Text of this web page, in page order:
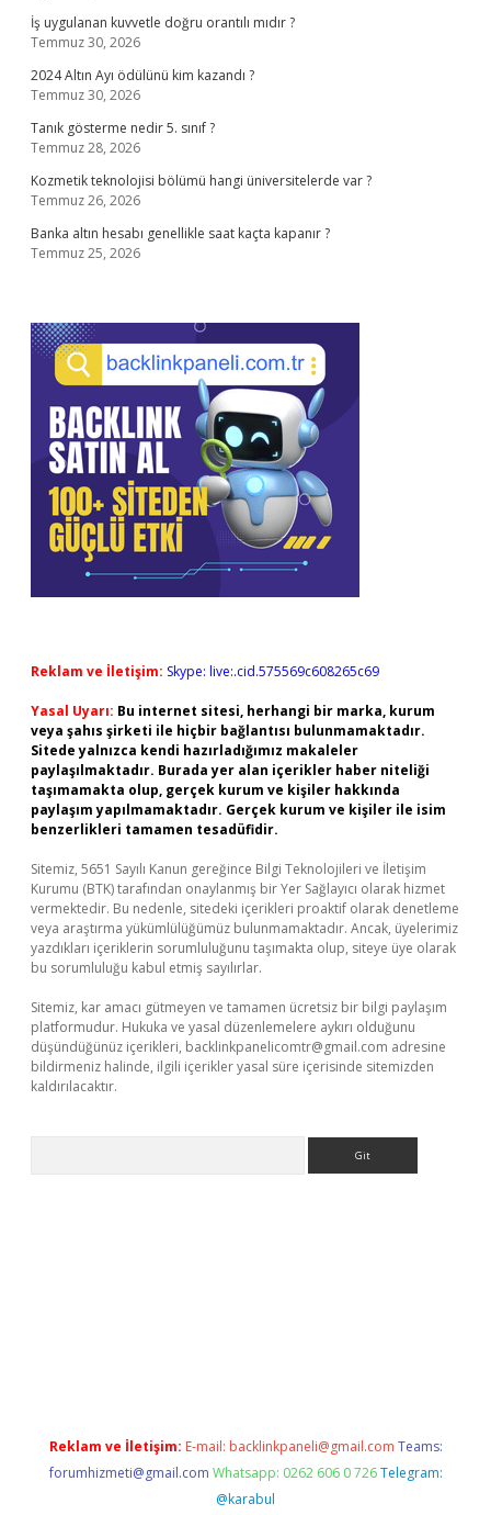
İş uygulanan kuvvetle doğru orantılı mıdır ?
Temmuz 30, 2026
2024 Altın Ayı ödülünü kim kazandı ?
Temmuz 30, 2026
Tanık gösterme nedir 5. sınıf ?
Temmuz 28, 2026
Kozmetik teknolojisi bölümü hangi üniversitelerde var ?
Temmuz 26, 2026
Banka altın hesabı genellikle saat kaçta kapanır ?
Temmuz 25, 2026
Reklam ve İletişim: Skype: live:.cid.575569c608265c69
Yasal Uyarı: Bu internet sitesi, herhangi bir marka, kurum
veya şahıs şirketi ile hiçbir bağlantısı bulunmamaktadır.
Sitede yalnızca kendi hazırladığımız makaleler
paylaşılmaktadır. Burada yer alan içerikler haber niteliği
taşımamakta olup, gerçek kurum ve kişiler hakkında
paylaşım yapılmamaktadır. Gerçek kurum ve kişiler ile isim
benzerlikleri tamamen tesadüfidir.
Sitemiz, 5651 Sayılı Kanun gereğince Bilgi Teknolojileri ve İletişim
Kurumu (BTK) tarafından onaylanmış bir Yer Sağlayıcı olarak hizmet
vermektedir. Bu nedenle, sitedeki içerikleri proaktif olarak denetleme
veya araştırma yükümlülüğümüz bulunmamaktadır. Ancak, üyelerimiz
yazdıkları içeriklerin sorumluluğunu taşımakta olup, siteye üye olarak
bu sorumluluğu kabul etmiş sayılırlar.
Sitemiz, kar amacı gütmeyen ve tamamen ücretsiz bir bilgi paylaşım
platformudur. Hukuka ve yasal düzenlemelere aykırı olduğunu
düşündüğünüz içerikleri, backlinkpanelicomtr@gmail.com adresine
bildirmeniz halinde, ilgili içerikler yasal süre içerisinde sitemizden
kaldırılacaktır.
Reklam ve İletişim: E-mail: backlinkpaneli@gmail.com Teams:
forumhizmeti@gmail.com Whatsapp: 0262 606 0 726 Telegram:
@karabul